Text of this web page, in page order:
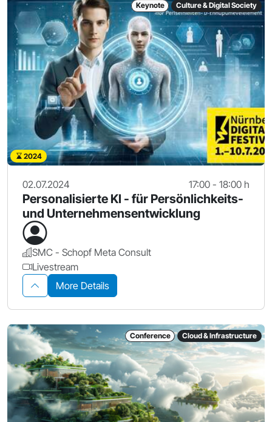
Keynote Culture & Digital Society
2024
02.07.2024 17:00 - 18:00 h
Personalisierte KI - für Persönlichkeits-
und Unternehmensentwicklung
SMC - Schopf Meta Consult
Livestream
More Details
Conference Cloud & Infrastructure